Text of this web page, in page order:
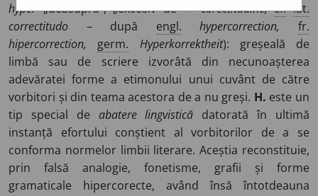
hyper„deasupra”, „excesiv de” +corectitudine, cf. lat.
correctitudo – după engl. hypercorrection,
fr.
hipercorrection,
germ. Hyperkorrektheit): greșeală de
limbă sau de scriere izvorâtă din necunoașterea
adevăratei forme a etimonului unui cuvânt de către
vorbitori și din teama acestora de a nu greși. H. este un
tip special de abatere lingvistică datorată în ultimă
instanță efortului conștient al vorbitorilor de a se
conforma normelor limbii literare. Aceștia reconstituie,
prin falsă analogie, fonetisme, grafii și forme
gramaticale hipercorecte, având însă întotdeauna